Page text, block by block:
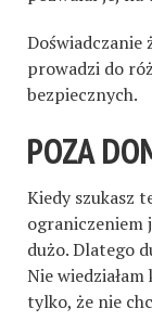
Doświadczanie
prowadzi do
bezpiecznych.
POZA
Kiedy szukasz
ograniczeniem
dużo. Dlatego
Nie
tylko, że nie